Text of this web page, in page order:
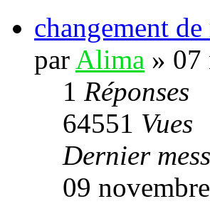
changement
par Alima » 07
1 Réponses
64551 Vues
Dernier
09